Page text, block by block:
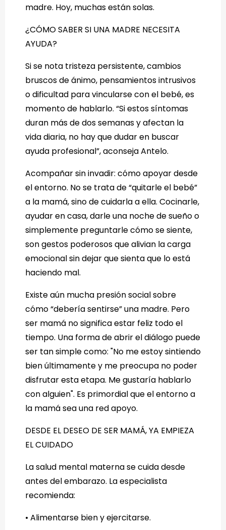
madre. Hoy, muchas están solas.
¿CÓMO SABER SI UNA MADRE NECESITA
AYUDA?
Si se nota tristeza persistente, cambios
bruscos de ánimo, pensamientos intrusivos
o dificultad para vincularse con el bebé, es
momento de hablarlo. “Si estos síntomas
duran más de dos semanas y afectan la
vida diaria, no hay que dudar en buscar
ayuda profesional”, aconseja Antelo.
Acompañar sin invadir: cómo apoyar desde
el entorno. No se trata de “quitarle el bebé”
a la mamá, sino de cuidarla a ella. Cocinarle,
ayudar en casa, darle una noche de sueño o
simplemente preguntarle cómo se siente,
son gestos poderosos que alivian la carga
emocional sin dejar que sienta que lo está
haciendo mal.
Existe aún mucha presión social sobre
cómo “debería sentirse” una madre. Pero
ser mamá no significa estar feliz todo el
tiempo. Una forma de abrir el diálogo puede
ser tan simple como: "No me estoy sintiendo
bien últimamente y me preocupa no poder
disfrutar esta etapa. Me gustaría hablarlo
con alguien". Es primordial que el entorno a
la mamá sea una red apoyo.
DESDE EL DESEO DE SER MAMÁ, YA EMPIEZA
EL CUIDADO
La salud mental materna se cuida desde
antes del embarazo. La especialista
recomienda:
• Alimentarse bien y ejercitarse.